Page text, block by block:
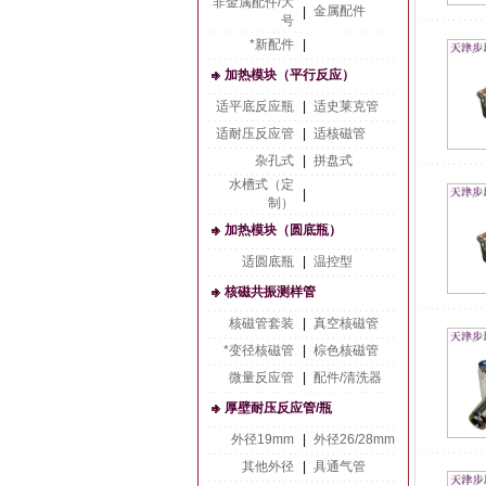
号
金属配件
*新配件
加热模块（平行反应）
适平底反应瓶
适史莱克管
适耐压反应管
适核磁管
杂孔式
拼盘式
水槽式（定
制）
加热模块（圆底瓶）
适圆底瓶
温控型
核磁共振测样管
核磁管套装
真空核磁管
*变径核磁管
棕色核磁管
微量反应管
配件/清洗器
厚壁耐压反应管/瓶
外径19mm
外径26/28mm
其他外径
具通气管